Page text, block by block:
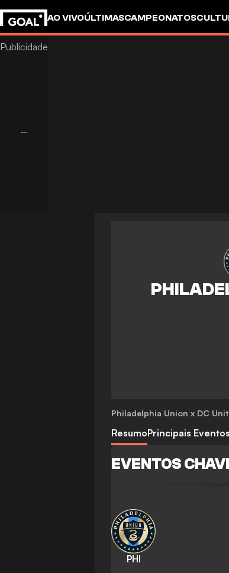
AO VIVOÚLTIMASCAMPEONATOS
Philadelphia Union x DC
ResumoPrincipais Eventos
EVENTOS
PHI